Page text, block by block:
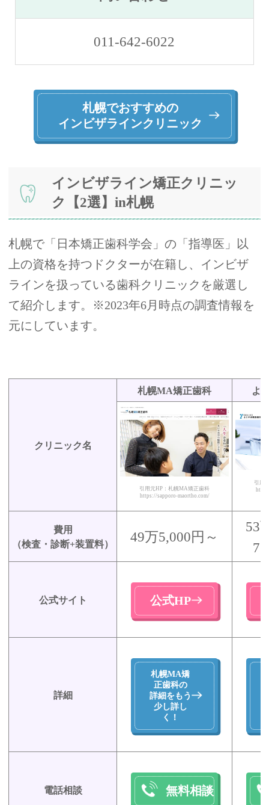
011-642-6022
札幌でおすすめの
インビザラインクリニック
インビザライン矯正クリニッ
ク【2選】in札幌
札幌で「日本矯正歯科学会」の「指導医」以
上の資格を持つドクターが在籍し、インビザ
ラインを扱っている歯科クリニックを厳選し
て紹介します。※2023年6月時点の調査情報を
元にしています。
クリニック名
札幌MA矯正歯科 よ
引用元HP：札幌MA矯正歯科
https://sapporo-maortho.com/
引用
費用
（検査・診断+装置料）
49万5,000円～
53
公式サイト 公式HP
詳細
札幌MA矯
正歯科の
詳細をもう
少し詳し
く！
電話相談 無料相談